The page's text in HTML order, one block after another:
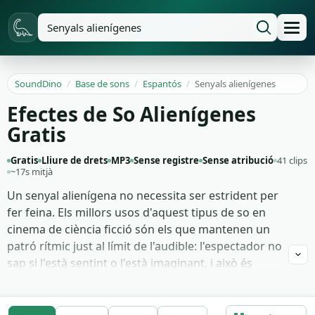
SoundDino / Base de sons / Espantós / Senyals alienígenes
Efectes de So Alienígenes
Gratis
Gratis Lliure de drets MP3 Sense registre Sense atribució 41 clips
~17s mitjà
Un senyal alienígena no necessita ser estrident per
fer feina. Els millors usos d'aquest tipus de so en
cinema de ciència ficció són els que mantenen un
patró rítmic just al límit de l'audible: l'espectador no
sap si l'està sentint o l'està imaginant, i això és
intel·ligència desconeguda.